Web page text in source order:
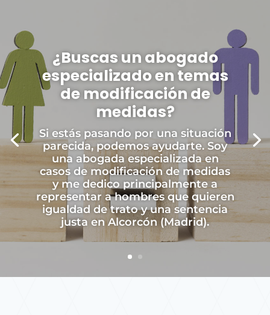
¿Buscas un abogado
especializado en temas
de modificación de
medidas?
Si estás pasando por una situación
parecida, podemos ayudarte. Soy
una abogada especializada en
casos de modificación de medidas
y me dedico principalmente a
representar a hombres que quieren
igualdad de trato y una sentencia
justa en Alcorcón (Madrid).